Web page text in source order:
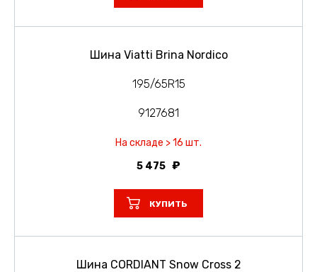
Шина Viatti Brina Nordico
195/65R15
9127681
На складе > 16 шт.
5 475
КУПИТЬ
Шина CORDIANT Snow Cross 2